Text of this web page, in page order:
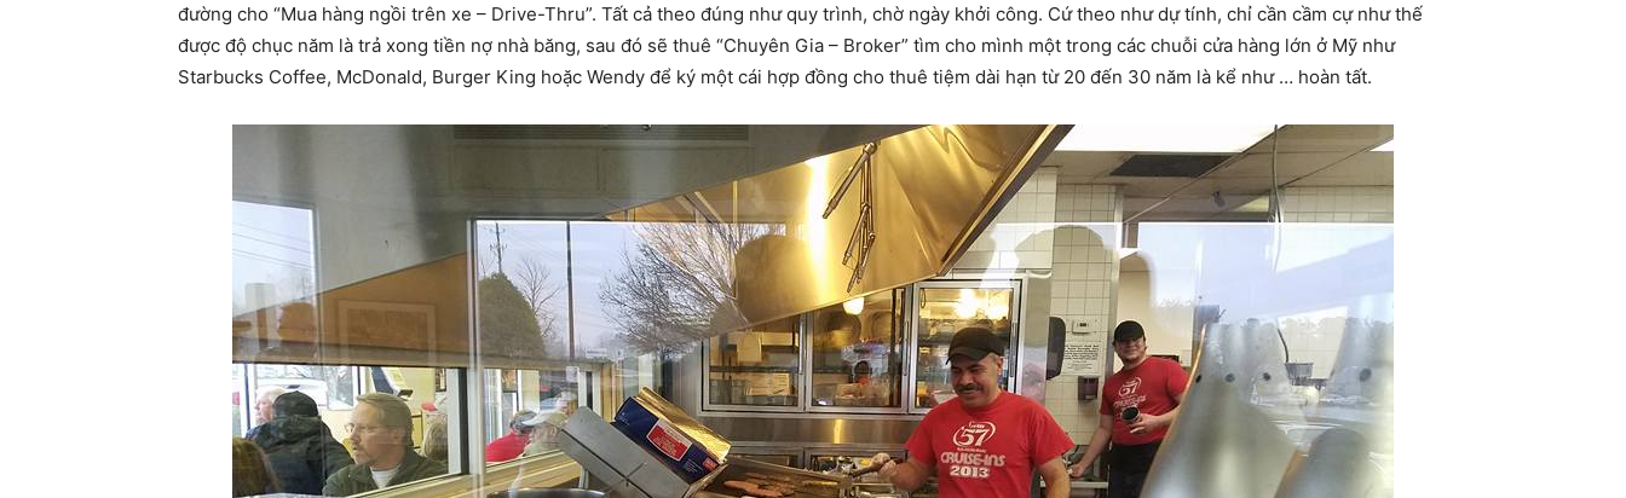
đường cho “Mua hàng ngồi trên xe – Drive-Thru”. Tất cả theo đúng như quy trình, chờ ngày khởi công. Cứ theo như dự tính, chỉ cần cầm cự như thế
được độ chục năm là trả xong tiền nợ nhà băng, sau đó sẽ thuê “Chuyên Gia – Broker” tìm cho mình một trong các chuỗi cửa hàng lớn ở Mỹ như
Starbucks Coffee, McDonald, Burger King hoặc Wendy để ký một cái hợp đồng cho thuê tiệm dài hạn từ 20 đến 30 năm là kể như … hoàn tất.